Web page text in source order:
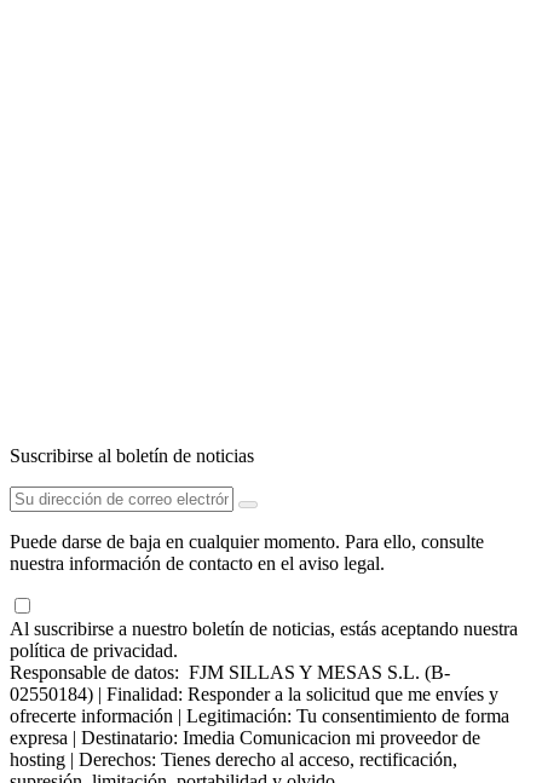
Suscribirse al boletín de noticias
Puede darse de baja en cualquier momento. Para ello, consulte
nuestra información de contacto en el aviso legal.
Al suscribirse a nuestro boletín de noticias, estás aceptando nuestra
política de privacidad.
Responsable de datos: FJM SILLAS Y MESAS S.L. (B-
02550184) | Finalidad: Responder a la solicitud que me envíes y
ofrecerte información | Legitimación: Tu consentimiento de forma
expresa | Destinatario: Imedia Comunicacion mi proveedor de
hosting | Derechos: Tienes derecho al acceso, rectificación,